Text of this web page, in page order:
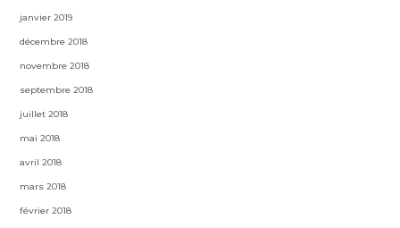
janvier 2019
décembre 2018
novembre 2018
septembre 2018
juillet 2018
mai 2018
avril 2018
mars 2018
février 2018